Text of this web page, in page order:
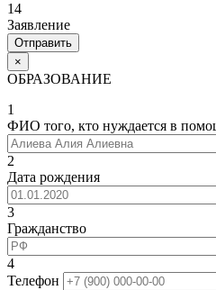
14
Заявление
×
ОБРАЗОВАНИЕ
1
ФИО того, кто нуждается в
2
Дата рождения
3
Гражданство
4
Телефон